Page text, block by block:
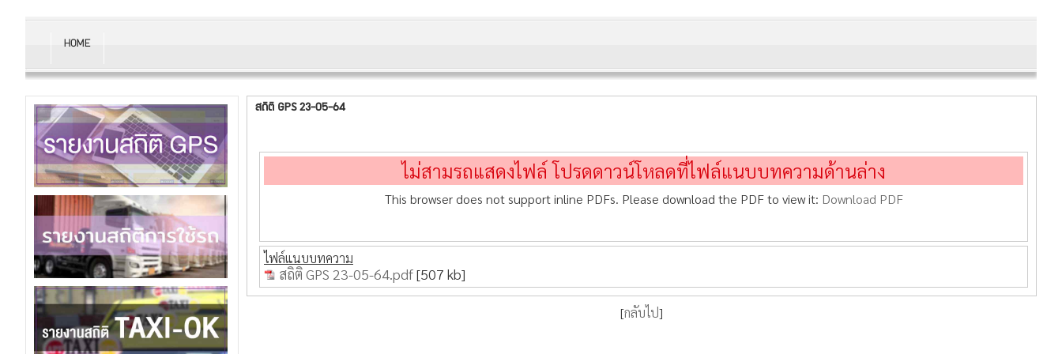
HOME
สถิติ GPS 23-05-64
ไม่สามรถแสดงไฟล์ โปรดดาวน์โหลดที่ไฟล์แนบบทความด้านล่าง
This browser does not support inline PDFs. Please download the PDF to view it: Download PDF
ไฟล์แนบบทความ
สถิติ GPS 23-05-64.pdf[507 kb]
[กลับไป]